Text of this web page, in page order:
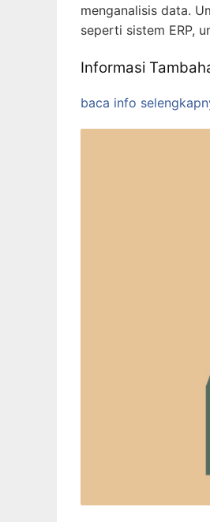
menganalisis data.
seperti sistem ERP,
Informasi
baca info